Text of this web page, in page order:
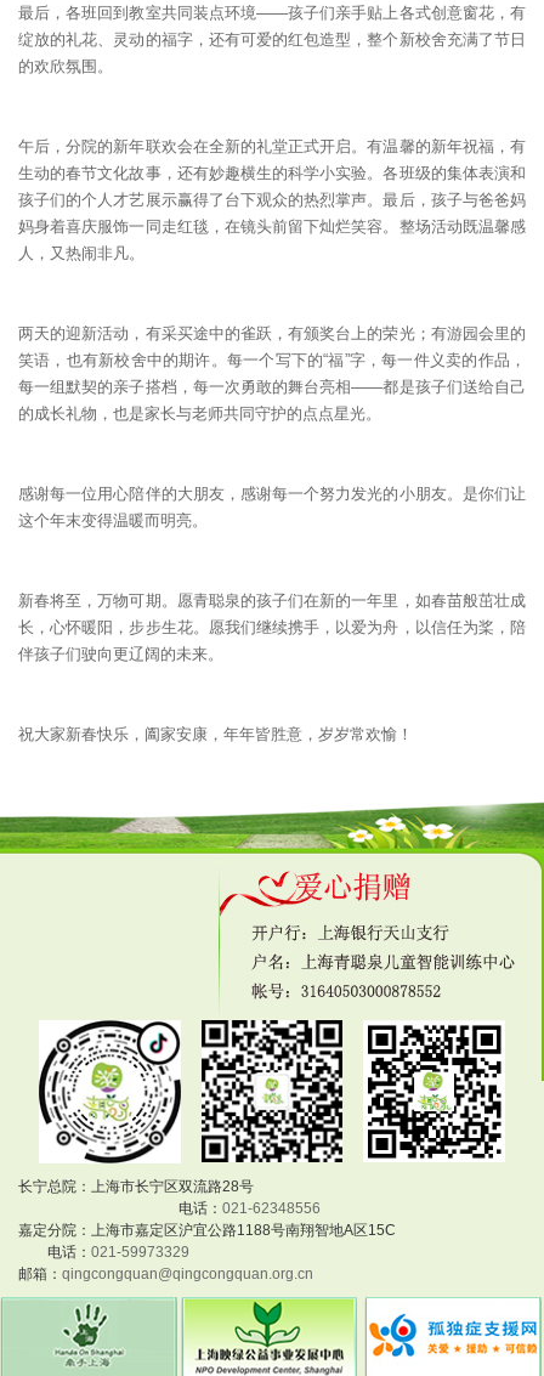
最后，各班回到教室共同装点环境——孩子们亲手贴上各式创意窗花，有
绽放的礼花、灵动的福字，还有可爱的红包造型，整个新校舍充满了节日
的欢欣氛围。
午后，分院的新年联欢会在全新的礼堂正式开启。有温馨的新年祝福，有
生动的春节文化故事，还有妙趣横生的科学小实验。各班级的集体表演和
孩子们的个人才艺展示赢得了台下观众的热烈掌声。最后，孩子与爸爸妈
妈身着喜庆服饰一同走红毯，在镜头前留下灿烂笑容。整场活动既温馨感
人，又热闹非凡。
两天的迎新活动，有采买途中的雀跃，有颁奖台上的荣光；有游园会里的
笑语，也有新校舍中的期许。每一个写下的“福”字，每一件义卖的作品，
每一组默契的亲子搭档，每一次勇敢的舞台亮相——都是孩子们送给自己
的成长礼物，也是家长与老师共同守护的点点星光。
感谢每一位用心陪伴的大朋友，感谢每一个努力发光的小朋友。是你们让
这个年末变得温暖而明亮。
新春将至，万物可期。愿青聪泉的孩子们在新的一年里，如春苗般茁壮成
长，心怀暖阳，步步生花。愿我们继续携手，以爱为舟，以信任为桨，陪
伴孩子们驶向更辽阔的未来。
祝大家新春快乐，阖家安康，年年皆胜意，岁岁常欢愉！
长宁总院：上海市长宁区双流路28号
电话： 021-62348556
嘉定分院：上海市嘉定区沪宜公路1188号南翔智地A区15C
电话： 021-59973329
邮箱： qingcongquan@qingcongquan.org.cn